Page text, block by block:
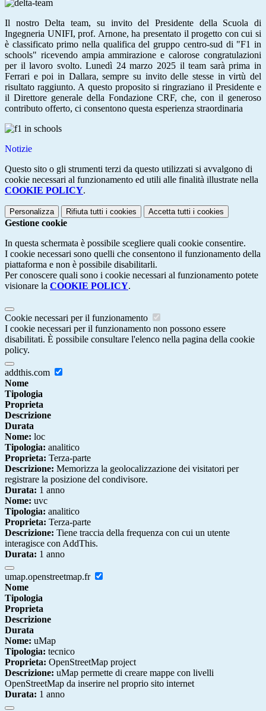
Il nostro Delta team, su invito del Presidente della Scuola di
Ingegneria UNIFI, prof. Arnone, ha presentato il progetto con cui si
è classificato primo nella qualifica del gruppo centro-sud di "F1 in
schools" ricevendo ampia ammirazione e calorose congratulazioni
per il lavoro svolto. Lunedì 24 marzo 2025 il team sarà prima in
Ferrari e poi in Dallara, sempre su invito delle stesse in virtù del
risultato raggiunto. A questo proposito si ringraziano il Presidente e
il Direttore generale della Fondazione CRF, che, con il generoso
contributo offerto, ci consentono questa esperienza straordinaria
Notizie
Questo sito o gli strumenti terzi da questo utilizzati si avvalgono di
cookie necessari al funzionamento ed utili alle finalità illustrate nella
COOKIE POLICY.
Personalizza Rifiuta tutti i cookies Accetta tutti i cookies
Gestione cookie
In questa schermata è possibile scegliere quali cookie consentire.
I cookie necessari sono quelli che consentono il funzionamento della
piattaforma e non è possibile disabilitarli.
Per conoscere quali sono i cookie necessari al funzionamento potete
visionare la COOKIE POLICY.
Cookie necessari per il funzionamento
I cookie necessari per il funzionamento non possono essere
disabilitati. È possibile consultare l'elenco nella pagina della cookie
policy.
addthis.com
Nome
Tipologia
Proprieta
Descrizione
Durata
Nome: loc
Tipologia: analitico
Proprieta: Terza-parte
Descrizione: Memorizza la geolocalizzazione dei visitatori per
registrare la posizione del condivisore.
Durata: 1 anno
Nome: uvc
Tipologia: analitico
Proprieta: Terza-parte
Descrizione: Tiene traccia della frequenza con cui un utente
interagisce con AddThis.
Durata: 1 anno
umap.openstreetmap.fr
Nome
Tipologia
Proprieta
Descrizione
Durata
Nome: uMap
Tipologia: tecnico
Proprieta: OpenStreetMap project
Descrizione: uMap permette di creare mappe con livelli
OpenStreetMap da inserire nel proprio sito internet
Durata: 1 anno